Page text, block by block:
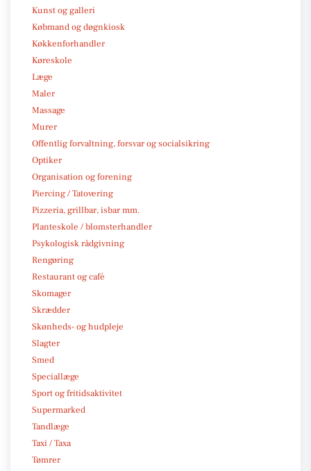
Kunst og galleri
Købmand og døgnkiosk
Køkkenforhandler
Køreskole
Læge
Maler
Massage
Murer
Offentlig forvaltning, forsvar og socialsikring
Optiker
Organisation og forening
Piercing / Tatovering
Pizzeria, grillbar, isbar mm.
Planteskole / blomsterhandler
Psykologisk rådgivning
Rengøring
Restaurant og café
Skomager
Skrædder
Skønheds- og hudpleje
Slagter
Smed
Speciallæge
Sport og fritidsaktivitet
Supermarked
Tandlæge
Taxi / Taxa
Tømrer